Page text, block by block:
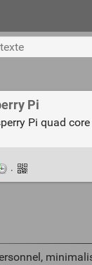
Pi
Pi quad core
·